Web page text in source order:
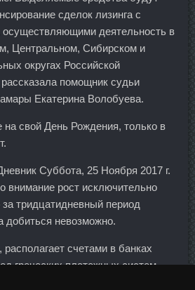
сделок лизинга с
осуществляющими деятельность в
Центральном, Сибирском и
округах Российской
помощник судьи
Екатерина Волобуева.
на свой День Рождения, только в
Суббота, 25 Ноября 2017 г.
внимание рост исключительно
тридцатидневный период
добиться невозможно.
счетами в банках
греческих платежных систем